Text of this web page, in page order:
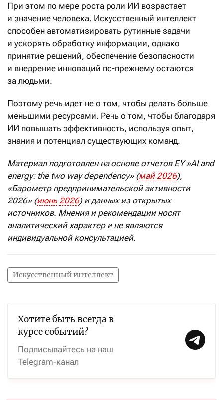
При этом по мере роста роли ИИ возрастает
и значение человека. Искусственный интеллект
способен автоматизировать рутинные задачи
и ускорять обработку информации, однако
принятие решений, обеспечение безопасности
и внедрение инноваций по-прежнему остаются
за людьми.
Поэтому речь идет не о том, чтобы делать больше
меньшими ресурсами. Речь о том, чтобы благодаря
ИИ повышать эффективность, используя опыт,
знания и потенциал существующих команд.
Материал подготовлен на основе отчетов EY»AI and
energy: the two way dependency» (май 2026),
«Барометр предпринимательской активности
2026» (июнь 2026) и данных из открытых
источников. Мнения и рекомендации носят
аналитический характер и не являются
индивидуальной консультацией.
Искусственный интеллект
Хотите быть всегда в
курсе событий?
Подписывайтесь на наш
Telegram-канал